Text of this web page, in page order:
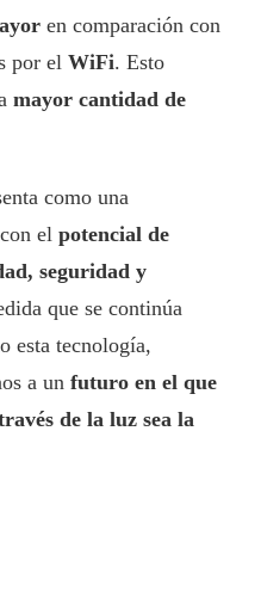
en comparación con
por el WiFi. Esto
mayor cantidad de
como una
con el potencial de
seguridad y
que se continúa
esta tecnología,
a un futuro en el que
de la luz sea la